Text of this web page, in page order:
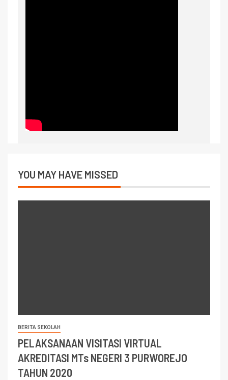
YOU MAY HAVE MISSED
BERITA SEKOLAH
PELAKSANAAN VISITASI VIRTUAL
AKREDITASI MTs NEGERI 3 PURWOREJO
TAHUN 2020